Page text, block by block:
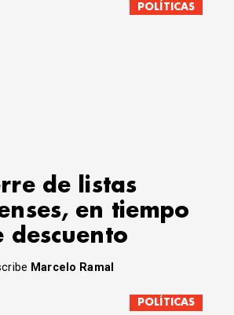
POLÍTICAS
de listas
en tiempo
descuento
Marcelo Ramal
POLÍTICAS